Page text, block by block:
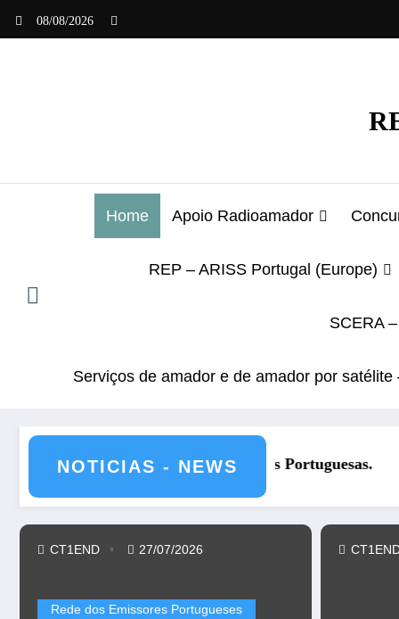
08/08/2026
Home Apoio Radioamador
REP – ARISS Portugal (Europe)
SCERA
Serviços de amador e de amador por
NOTICIAS - NEWSREP nas comemorações dos
Rede dos Emissores Portugueses
CT1END 27/07/2026